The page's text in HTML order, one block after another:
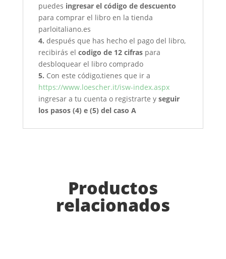
puedes ingresar el código de descuento
para comprar el libro en la tienda
parloitaliano.es
4. después que has hecho el pago del libro,
recibirás el codigo de 12 cifraspara
desbloquear el libro comprado
5. Con este código,tienes que ir a
https://www.loescher.it/isw-index.aspx
ingresar a tu cuenta o registrarte y seguir
los pasos (4) e (5) del caso A
Productos
relacionados